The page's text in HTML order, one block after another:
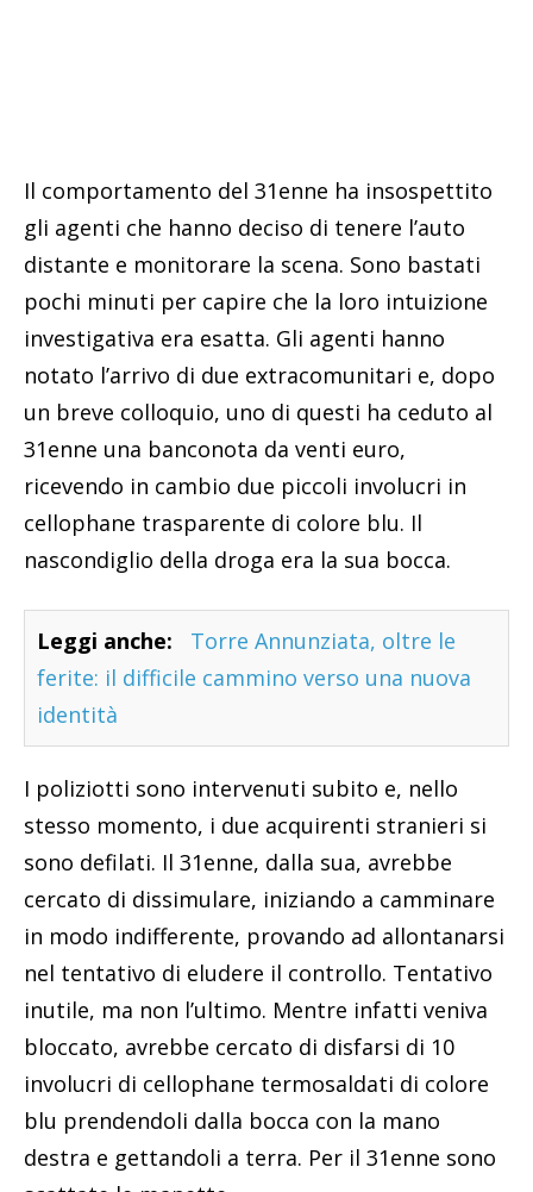
Il comportamento del 31enne ha insospettito
gli agenti che hanno deciso di tenere l’auto
distante e monitorare la scena. Sono bastati
pochi minuti per capire che la loro intuizione
investigativa era esatta. Gli agenti hanno
notato l’arrivo di due extracomunitari e, dopo
un breve colloquio, uno di questi ha ceduto al
31enne una banconota da venti euro,
ricevendo in cambio due piccoli involucri in
cellophane trasparente di colore blu. Il
nascondiglio della droga era la sua bocca.
Leggi anche:
Torre Annunziata, oltre le
ferite: il difficile cammino verso una nuova
identità
I poliziotti sono intervenuti subito e, nello
stesso momento, i due acquirenti stranieri si
sono defilati. Il 31enne, dalla sua, avrebbe
cercato di dissimulare, iniziando a camminare
in modo indifferente, provando ad allontanarsi
nel tentativo di eludere il controllo. Tentativo
inutile, ma non l’ultimo. Mentre infatti veniva
bloccato, avrebbe cercato di disfarsi di 10
involucri di cellophane termosaldati di colore
blu prendendoli dalla bocca con la mano
destra e gettandoli a terra. Per il 31enne sono